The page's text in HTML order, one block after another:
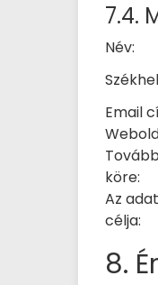
7.4.
Név:
Email
köre:
Az
célja:
8.